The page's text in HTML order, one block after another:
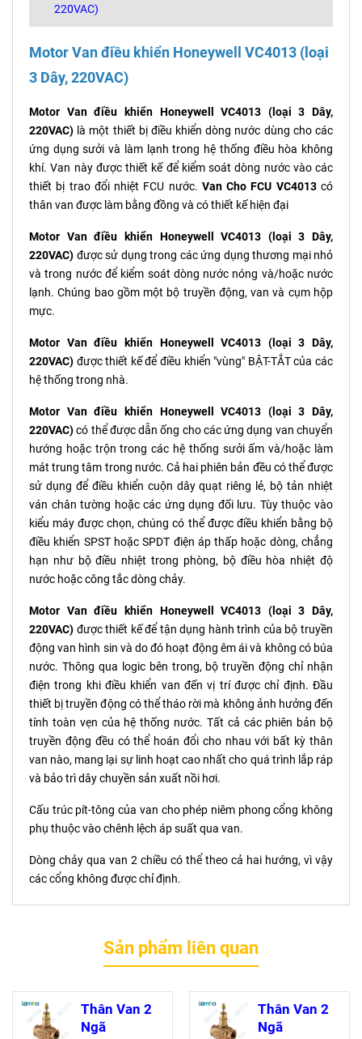
220VAC)
Motor Van điều khiển Honeywell VC4013 (loại
3 Dây, 220VAC)
Motor Van điều khiển Honeywell VC4013 (loại 3 Dây,
220VAC) là một thiết bị điều khiển dòng nước dùng cho các
ứng dụng sưởi và làm lạnh trong hệ thống điều hòa không
khí. Van này được thiết kế để kiểm soát dòng nước vào các
thiết bị trao đổi nhiệt FCU nước. Van Cho FCU VC4013có
thân van được làm bằng đồng và có thiết kế hiện đại
Motor Van điều khiển Honeywell VC4013 (loại 3 Dây,
220VAC) được sử dụng trong các ứng dụng thương mại nhỏ
và trong nước để kiểm soát dòng nước nóng và/hoặc nước
lạnh. Chúng bao gồm một bộ truyền động, van và cụm hộp
mực.
Motor Van điều khiển Honeywell VC4013 (loại 3 Dây,
220VAC) được thiết kế để điều khiển "vùng" BẬT-TẮT của các
hệ thống trong nhà.
Motor Van điều khiển Honeywell VC4013 (loại 3 Dây,
220VAC)có thể được dẫn ống cho các ứng dụng van chuyển
hướng hoặc trộn trong các hệ thống sưởi ấm và/hoặc làm
mát trung tâm trong nước. Cả hai phiên bản đều có thể được
sử dụng để điều khiển cuộn dây quạt riêng lẻ, bộ tản nhiệt
ván chân tường hoặc các ứng dụng đối lưu. Tùy thuộc vào
kiểu máy được chọn, chúng có thể được điều khiển bằng bộ
điều khiển SPST hoặc SPDT điện áp thấp hoặc dòng, chẳng
hạn như bộ điều nhiệt trong phòng, bộ điều hòa nhiệt độ
nước hoặc công tắc dòng chảy.
Motor Van điều khiển Honeywell VC4013 (loại 3 Dây,
220VAC) được thiết kế để tận dụng hành trình của bộ truyền
động van hình sin và do đó hoạt động êm ái và không có búa
nước. Thông qua logic bên trong, bộ truyền động chỉ nhận
điện trong khi điều khiển van đến vị trí được chỉ định. Đầu
thiết bị truyền động có thể tháo rời mà không ảnh hưởng đến
tính toàn vẹn của hệ thống nước. Tất cả các phiên bản bộ
truyền động đều có thể hoán đổi cho nhau với bất kỳ thân
van nào, mang lại sự linh hoạt cao nhất cho quá trình lắp ráp
và bảo trì dây chuyền sản xuất nồi hơi.
Cấu trúc pít-tông của van cho phép niêm phong cổng không
phụ thuộc vào chênh lệch áp suất qua van.
Dòng chảy qua van 2 chiều có thể theo cả hai hướng, vì vậy
các cổng không được chỉ định.
Sản phẩm liên quan
Thân Van 2
Ngã
Thân Van 2
Ngã